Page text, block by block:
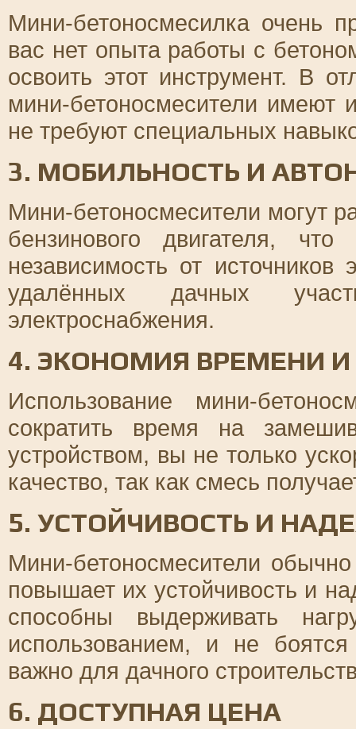
Мини-бетоносмесилка очень
вас нет опыта работы с
освоить этот инструмент. В
мини-бетоносмесители имеют
не требуют специальных
3. МОБИЛЬНОСТЬ И
Мини-бетоносмесители могут
бензинового двигателя,
независимость от
удалённых дачных
электроснабжения.
4. ЭКОНОМИЯ ВРЕМЕНИ
Использование мини-
сократить время на
устройством, вы не только
качество, так как смесь
5. УСТОЙЧИВОСТЬ И
Мини-бетоносмесители
повышает их устойчивость и
способны выдерживать
использованием, и не
важно для дачного
6. ДОСТУПНАЯ ЦЕНА